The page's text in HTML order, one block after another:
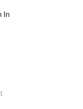
In